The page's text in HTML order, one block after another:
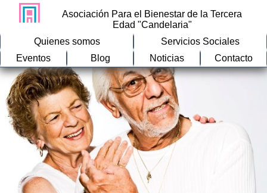
Asociación Para el Bienestar de la Tercera
Edad "Candelaria"
Quienes somos
Servicios Sociales
Eventos
Blog Noticias Contacto